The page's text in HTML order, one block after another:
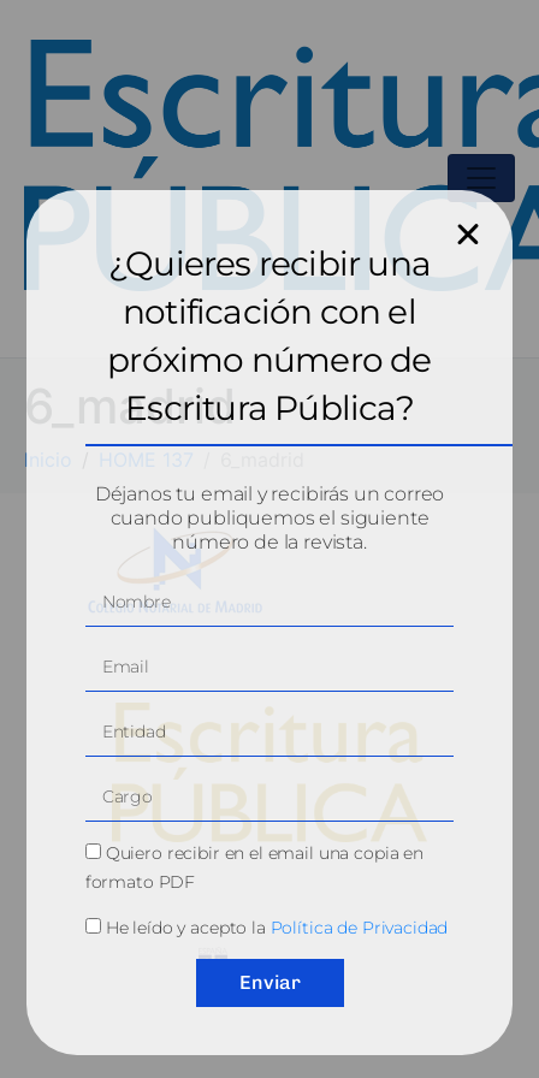
6_madrid
Inicio HOME 137
© 2010, Consejo General del Notariado
¿Quieres recibir una
notificación con el
próximo número de
Escritura Pública?
Déjanos tu email y recibirás un correo
cuando publiquemos el siguiente
número de la revista.
Quiero recibir en el email una copia en
formato PDF
He leído y acepto la Política de Privacidad
Enviar